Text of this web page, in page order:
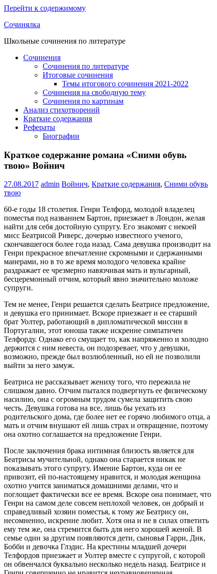
Перейти к содержимому
Сочинялка
Школьные сочинения по литературе
Сочинения
Сочинения по литературе
Итоговые сочинения
Темы итогового сочинения 2021-2022
Сочинения на свободную тему
Сочинения по картинам
Анализ стихотворений
Краткие содержания
Рефераты
Биографии
Краткое содержание романа «Сними обувь
твою» Войнич
27.08.2017 admin Войнич, Краткие содержания, Сними обувь
твою
60-е годы 18 столетия. Генри Телфорд, молодой владелец
поместья под названием Бартон, приезжает в Лондон, желая
найти для себя достойную супругу. Его знакомят с некоей
мисс Беатрисой Риверс, дочерью известного ученого,
скончавшегося более года назад. Сама девушка производит на
Генри прекрасное впечатление скромными и сдержанными
манерами, но в то же время молодого человека крайне
раздражает ее чрезмерно навязчивая мать и вульгарный,
бесцеремонный отчим, который явно значительно моложе
супруги.
Тем не менее, Генри решается сделать Беатрисе предложение,
и девушка его принимает. Вскоре приезжает и ее старший
брат Уолтер, работающий в дипломатической миссии в
Португалии, этот юноша также искренне симпатичен
Телфорду. Однако его смущает то, как напряженно и холодно
держится с ним невеста, он подозревает, что у девушки,
возможно, прежде был возлюбленный, но ей не позволили
выйти за него замуж.
Беатриса не рассказывает жениху того, что пережила не
слишком давно. Отчим пытался подвергнуть ее физическому
насилию, она с огромным трудом сумела защитить свою
честь. Девушка готова на все, лишь бы уехать из
родительского дома, где более нет ее горячо любимого отца, а
мать и отчим внушают ей лишь страх и отвращение, поэтому
она охотно соглашается на предложение Генри.
После заключения брака интимная близость является для
Беатрисы мучительной, однако она старается никак не
показывать этого супругу. Имение Бартон, куда он ее
привозит, ей по-настоящему нравится, и молодая женщина
охотно учится заниматься домашними делами, что и
поглощает фактически все ее время. Вскоре она понимает, что
Генри на самом деле совсем неплохой человек, он добрый и
справедливый хозяин поместья, к тому же Беатрису он,
несомненно, искренне любит. Хотя она и не в силах ответить
ему тем же, она стремится быть для него хорошей женой. В
семье один за другим появляются дети, сыновья Гарри, Дик,
Бобби и девочка Глэдис. На крестины младшей дочери
Телфордов приезжает и Уолтер вместе с супругой, с которой
он обвенчался буквально несколько недель назад. Беатрисе и